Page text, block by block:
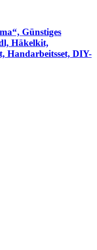
Günstiges
Häkelkit,
Handarbeitsset, DIY-